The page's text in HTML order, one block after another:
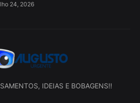
24, 2026
IDEIAS E BOBAGENS!!